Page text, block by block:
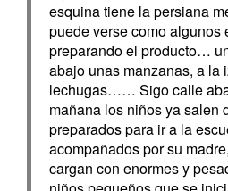
esquina tiene la persiana
puede verse como algunos
preparando el producto…
abajo unas manzanas, a la
lechugas…… Sigo calle
mañana los niños ya salen
preparados para ir a la
acompañados por su
cargan con enormes y